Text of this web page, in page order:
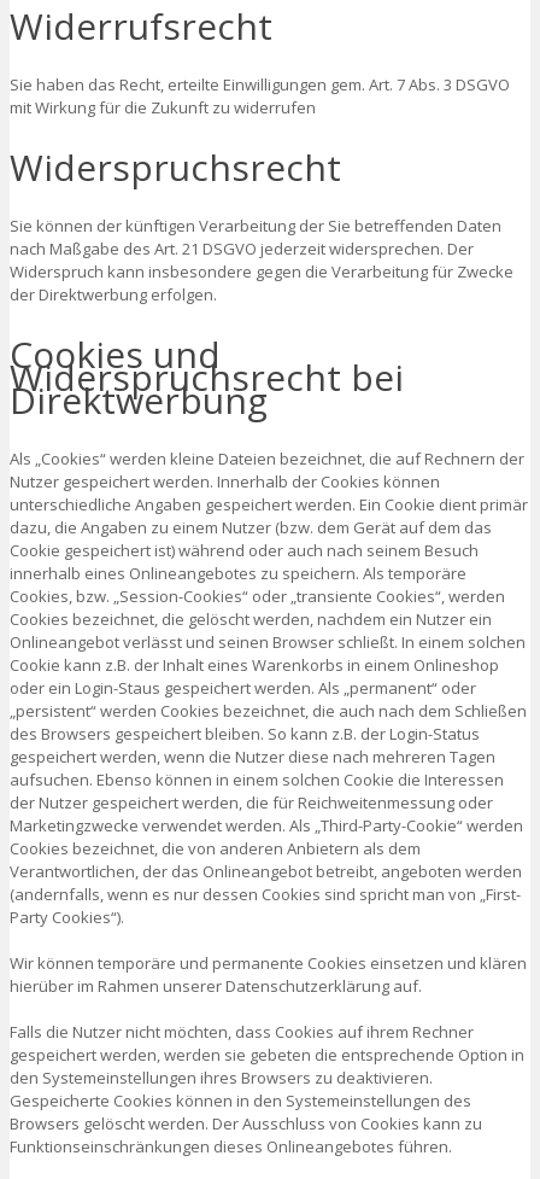
Widerrufsrecht
Sie haben das Recht, erteilte Einwilligungen gem. Art. 7 Abs. 3 DSGVO
mit Wirkung für die Zukunft zu widerrufen
Widerspruchsrecht
Sie können der künftigen Verarbeitung der Sie betreffenden Daten
nach Maßgabe des Art. 21 DSGVO jederzeit widersprechen. Der
Widerspruch kann insbesondere gegen die Verarbeitung für Zwecke
der Direktwerbung erfolgen.
Cookies und
Widerspruchsrecht bei
Direktwerbung
Als „Cookies“ werden kleine Dateien bezeichnet, die auf Rechnern der
Nutzer gespeichert werden. Innerhalb der Cookies können
unterschiedliche Angaben gespeichert werden. Ein Cookie dient primär
dazu, die Angaben zu einem Nutzer (bzw. dem Gerät auf dem das
Cookie gespeichert ist) während oder auch nach seinem Besuch
innerhalb eines Onlineangebotes zu speichern. Als temporäre
Cookies, bzw. „Session-Cookies“ oder „transiente Cookies“, werden
Cookies bezeichnet, die gelöscht werden, nachdem ein Nutzer ein
Onlineangebot verlässt und seinen Browser schließt. In einem solchen
Cookie kann z.B. der Inhalt eines Warenkorbs in einem Onlineshop
oder ein Login-Staus gespeichert werden. Als „permanent“ oder
„persistent“ werden Cookies bezeichnet, die auch nach dem Schließen
des Browsers gespeichert bleiben. So kann z.B. der Login-Status
gespeichert werden, wenn die Nutzer diese nach mehreren Tagen
aufsuchen. Ebenso können in einem solchen Cookie die Interessen
der Nutzer gespeichert werden, die für Reichweitenmessung oder
Marketingzwecke verwendet werden. Als „Third-Party-Cookie“ werden
Cookies bezeichnet, die von anderen Anbietern als dem
Verantwortlichen, der das Onlineangebot betreibt, angeboten werden
(andernfalls, wenn es nur dessen Cookies sind spricht man von „First-
Party Cookies“).
Wir können temporäre und permanente Cookies einsetzen und klären
hierüber im Rahmen unserer Datenschutzerklärung auf.
Falls die Nutzer nicht möchten, dass Cookies auf ihrem Rechner
gespeichert werden, werden sie gebeten die entsprechende Option in
den Systemeinstellungen ihres Browsers zu deaktivieren.
Gespeicherte Cookies können in den Systemeinstellungen des
Browsers gelöscht werden. Der Ausschluss von Cookies kann zu
Funktionseinschränkungen dieses Onlineangebotes führen.